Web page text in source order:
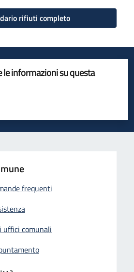
rifiuti completo
le informazioni su questa
5 stelle su 5
su 5
su 5
frequenti
uffici comunali